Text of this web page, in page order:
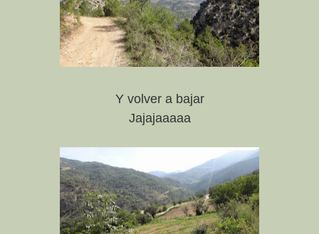
Y volver a bajar
Jajajaaaaa